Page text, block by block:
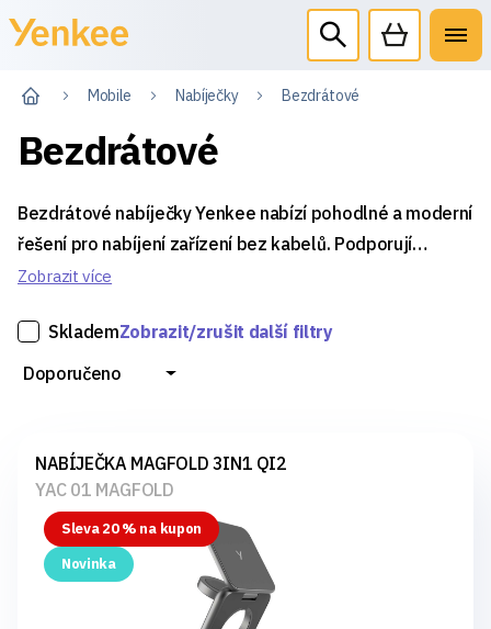
Mobile Nabíječky Bezdrátové
Bezdrátové
Bezdrátové nabíječky Yenkee nabízí pohodlné a moderní
řešení pro nabíjení zařízení bez kabelů. Podporují
standard QI, který je kompatibilní s většinou
rychlonabíjení. Elegantní design a protiskluzový povrch
zajistí stabilní umístění zařízení, zatímco vestavěné
Zobrazit více
SklademZobrazit/zrušit další filtry
Doporučeno
NABÍJEČKA MAGFOLD 3IN1 QI2
YAC 01 MAGFOLD
Sleva 20 % na kupon
Novinka